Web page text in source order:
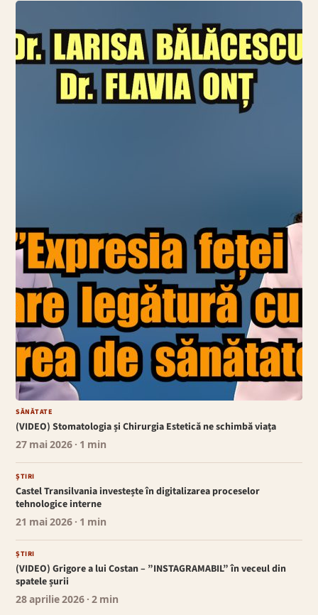
SĂNĂTATE
(VIDEO) Stomatologia și Chirurgia Estetică ne schimbă viața
27 mai 2026 · 1 min
ȘTIRI
Castel Transilvania investește în digitalizarea proceselor
tehnologice interne
21 mai 2026 · 1 min
ȘTIRI
(VIDEO) Grigore a lui Costan – ”INSTAGRAMABIL” în veceul din
spatele șurii
28 aprilie 2026 · 2 min